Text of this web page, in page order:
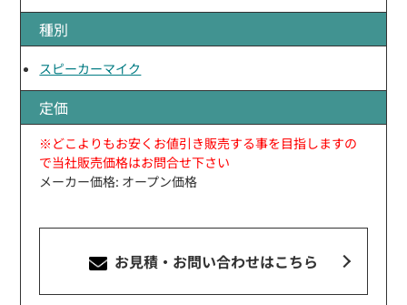
種別
スピーカーマイク
定価
※どこよりもお安くお値引き販売する事を目指しますの
で当社販売価格はお問合せ下さい
メーカー価格: オープン価格
お見積・お問い合わせはこちら